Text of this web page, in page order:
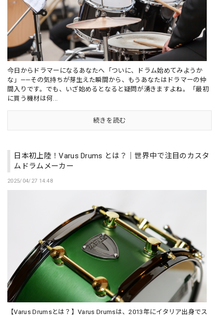
今日からドラマーになるあなたへ「ついに、ドラム始めてみようか
な」——その気持ちが芽生えた瞬間から、もうあなたはドラマーの仲
間入りです。でも、いざ始めるとなると疑問が湧きますよね。「最初
に買う機材は何...
続きを読む
日本初上陸！Varus Drums とは？｜世界中で注目のカスタ
ムドラムメーカー
2025/04/27 14:48
【Varus Drumsとは？】Varus Drumsは、2013年にイタリア出身でス